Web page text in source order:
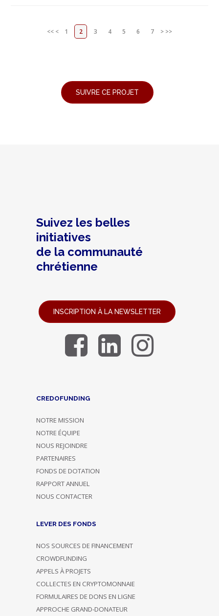
<< < 1 2 3 4 5 6 7 > >>
Suivez les belles
initiatives
de la communauté
chrétienne
INSCRIPTION À LA NEWSLETTER
CREDOFUNDING
NOTRE MISSION
NOTRE ÉQUIPE
NOUS REJOINDRE
PARTENAIRES
FONDS DE DOTATION
RAPPORT ANNUEL
NOUS CONTACTER
LEVER DES FONDS
NOS SOURCES DE FINANCEMENT
CROWDFUNDING
APPELS À PROJETS
COLLECTES EN CRYPTOMONNAIE
FORMULAIRES DE DONS EN LIGNE
APPROCHE GRAND-DONATEUR